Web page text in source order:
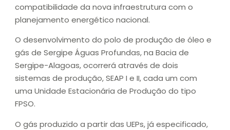
compatibilidade da nova infraestrutura com o
planejamento energético nacional.
O desenvolvimento do polo de produção de óleo e
gás de Sergipe Águas Profundas, na Bacia de
Sergipe-Alagoas, ocorrerá através de dois
sistemas de produção, SEAP I e II, cada um com
uma Unidade Estacionária de Produção do tipo
FPSO.
O gás produzido a partir das UEPs, já especificado,